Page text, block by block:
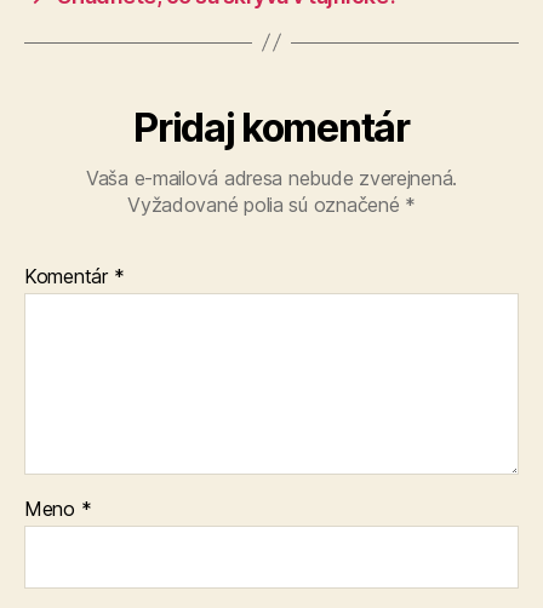
Pridaj komentár
Vaša e-mailová adresa nebude zverejnená.
Vyžadované polia sú označené *
Komentár *
Meno *